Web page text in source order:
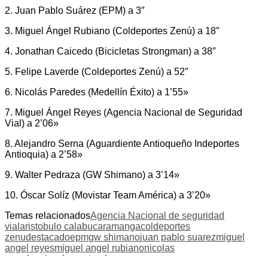
2. Juan Pablo Suárez (EPM) a 3″
3. Miguel Ángel Rubiano (Coldeportes Zenú) a 18″
4. Jonathan Caicedo (Bicicletas Strongman) a 38″
5. Felipe Laverde (Coldeportes Zenú) a 52″
6. Nicolás Paredes (Medellín Éxito) a 1’55»
7. Miguel Ángel Reyes (Agencia Nacional de Seguridad
Vial) a 2’06»
8. Alejandro Serna (Aguardiente Antioqueño Indeportes
Antioquia) a 2’58»
9. Walter Pedraza (GW Shimano) a 3’14»
10. Óscar Solíz (Movistar Team América) a 3’20»
Temas relacionadosAgencia Nacional de seguridad
vial aristobulo calabucaramangacoldeportes
zenudestacadoepmgw shimanojuan pablo suarezmiguel
angel reyesmiguel angel rubianonicolas